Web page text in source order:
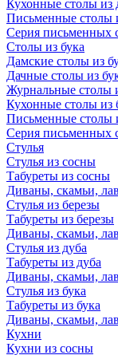
Кухонные столы из
Письменные столы
Серия письменных
Столы из бука
Дамские столы из
Дачные столы из
Журнальные столы
Кухонные столы из
Письменные столы
Серия письменных
Стулья
Стулья из сосны
Табуреты из сосны
Диваны, скамьи,
Стулья из березы
Табуреты из березы
Диваны, скамьи,
Стулья из дуба
Табуреты из дуба
Диваны, скамьи,
Стулья из бука
Табуреты из бука
Диваны, скамьи,
Кухни
Кухни из сосны